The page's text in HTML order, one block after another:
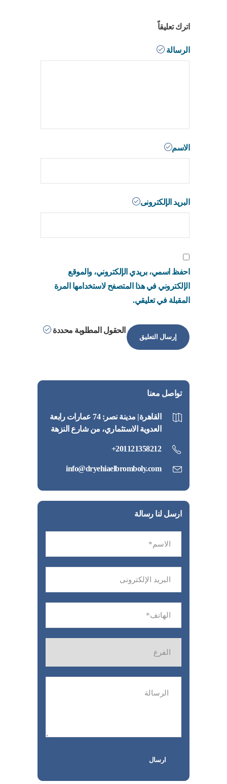
اترك تعليقاً
الرسالة
الاسم
البريد الإلكترونى
احفظ اسمي، بريدي الإلكتروني، والموقع
الإلكتروني في هذا المتصفح لاستخدامها المرة
المقبلة في تعليقي.
الحقول المطلوبة محددة
تواصل معنا
القاهرة| مدينة نصر: 74 عمارات رابعة
العدوية الاستثماري، من شارع النزهة
201121358212+
info@dryehiaelbromboly.com
ارسل لنا رسالة